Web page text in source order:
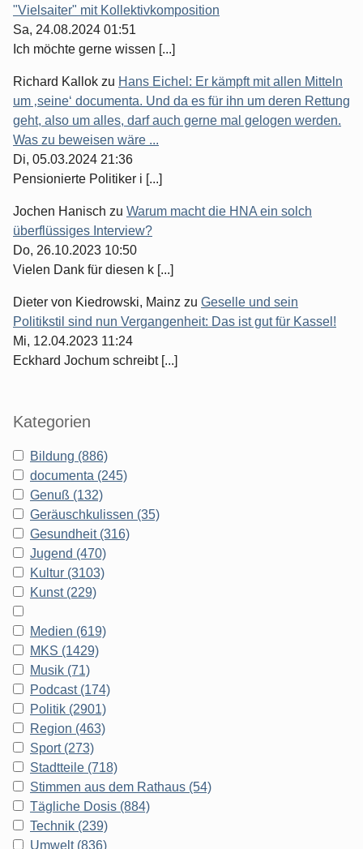
"Vielsaiter" mit Kollektivkomposition
Sa, 24.08.2024 01:51
Ich möchte gerne wissen [...]
Richard Kallok zu Hans Eichel: Er kämpft mit allen Mitteln
um ‚seine‘ documenta. Und da es für ihn um deren Rettung
geht, also um alles, darf auch gerne mal gelogen werden.
Was zu beweisen wäre ...
Di, 05.03.2024 21:36
Pensionierte Politiker i [...]
Jochen Hanisch zu Warum macht die HNA ein solch
überflüssiges Interview?
Do, 26.10.2023 10:50
Vielen Dank für diesen k [...]
Dieter von Kiedrowski, Mainz zu Geselle und sein
Politikstil sind nun Vergangenheit: Das ist gut für Kassel!
Mi, 12.04.2023 11:24
Eckhard Jochum schreibt [...]
Kategorien
Bildung (886)
documenta (245)
Genuß (132)
Geräuschkulissen (35)
Gesundheit (316)
Jugend (470)
Kultur (3103)
Kunst (229)
Medien (619)
MKS (1429)
Musik (71)
Podcast (174)
Politik (2901)
Region (463)
Sport (273)
Stadtteile (718)
Stimmen aus dem Rathaus (54)
Tägliche Dosis (884)
Technik (239)
Umwelt (836)